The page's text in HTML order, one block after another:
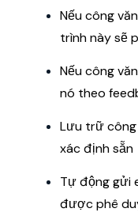
Nếu công
trình này sẽ
Nếu công
nó theo
Lưu trữ
xác định sẵn
Tự động gửi
được phê